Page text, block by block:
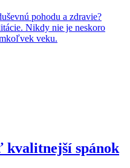
pohodu a zdravie?
Nikdy nie je neskoro
veku.
kvalitnejší spánok